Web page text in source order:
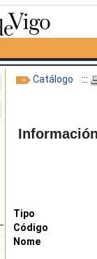
Catálogo :::
Tipo
Código
Nome